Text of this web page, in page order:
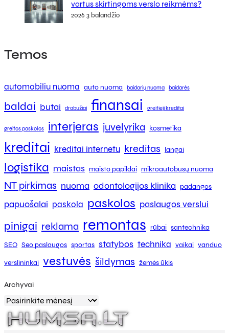
vartus skirtingoms verslo reikmėms?
2026 3 balandžio
Temos
automobiliu nuoma auto nuoma baidarių nuoma baidarės
baldai butai drabužiai finansai greitieji kreditai
greitos paskolos interjeras juvelyrika kosmetika
kreditai kreditai internetu kreditas langai
logistika maistas maisto papildai mikroautobusų nuoma
NT pirkimas nuoma odontologijos klinika padangos
papuošalai paskola paskolos paslaugos verslui
pinigai reklama remontas rūbai santechnika
SEO Seo paslaugos sportas statybos technika vaikai vanduo
verslininkai vestuvės šildymas žemės ūkis
Archyvai